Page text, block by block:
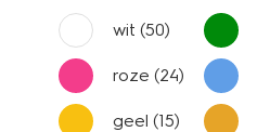
wit (50)
roze (24)
geel (15)